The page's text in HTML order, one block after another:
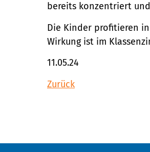
bereits konzentriert
Die Kinder profitieren
Wirkung ist im
11.05.24
Zurück